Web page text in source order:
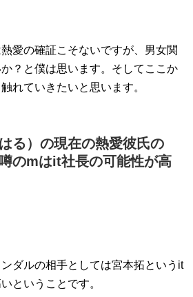
愛の確証こそないですが、男女関
？と僕は思います。そしてここか
れていきたいと思います。
る）の現在の熱愛彼氏の
のmはit社長の可能性が高
ダルの相手としては宮本拓というit
ということです。